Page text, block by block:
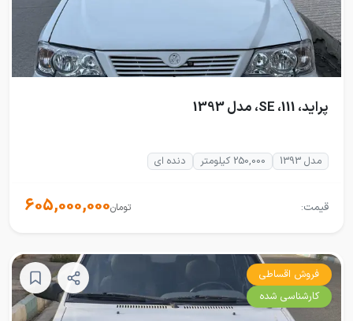
پراید، 111، SE، مدل 1393
مدل 1393 250,000 کیلومتر دنده ای
قیمت: 605,000,000تومان
فروش اقساطی
کارشناسی شده